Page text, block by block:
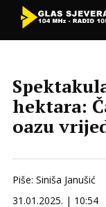
hektara:
oazu
Piše: Siniša Janušić
31.01.2025. | 10:54